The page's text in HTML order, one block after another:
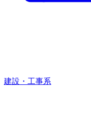
建設・工事系